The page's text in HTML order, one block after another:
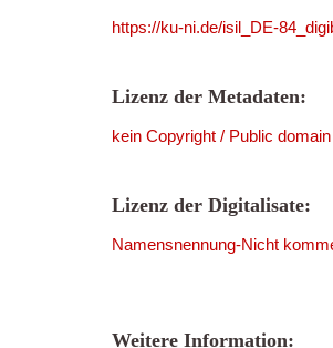
https://ku-ni.de/isil_DE-
Lizenz der Metadaten:
kein Copyright / Public
Lizenz der Digitalisate:
Namensnennung-Nicht
Weitere Information: